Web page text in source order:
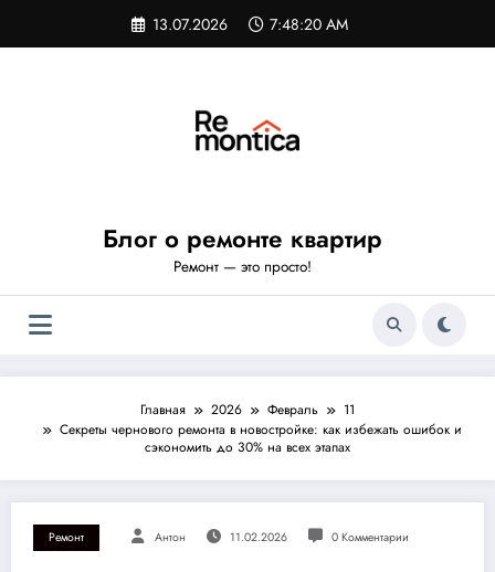
содержимому
13.07.2026 7:48:21 AM
Блог о ремонте квартир
Ремонт — это просто!
Главная 2026 Февраль
11
Секреты чернового ремонта в новостройке: как избежать ошибок и
сэкономить до 30% на всех этапах
Ремонт Антон 11.02.2026 0 Комментарии